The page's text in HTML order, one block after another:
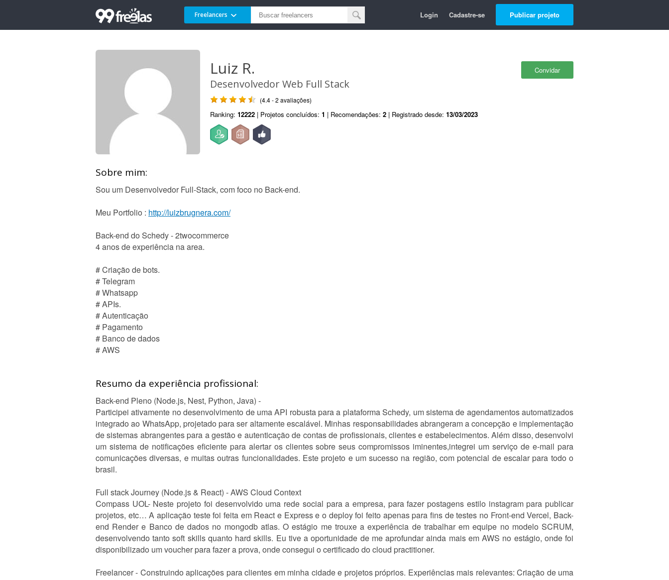
Freelancers Login Cadastre-se Publicar projeto
Convidar
Luiz R.
Desenvolvedor Web Full Stack
(4.4 - 2 avaliações)
Ranking: 12222 | Projetos concluídos: 1 | Recomendações: 2 | Registrado desde: 13/03/2023
Sobre mim:
Sou um Desenvolvedor Full-Stack, com foco no Back-end.
Meu Portfolio : http://luizbrugnera.com/
Back-end do Schedy - 2twocommerce
4 anos de experiência na area.
# Criação de bots.
# Telegram
# Whatsapp
# APIs.
# Autenticação
# Pagamento
# Banco de dados
# AWS
Resumo da experiência profissional:
Back-end Pleno (Node.js, Nest, Python, Java) -
Participei ativamente no desenvolvimento de uma API robusta para a plataforma Schedy, um sistema de agendamentos automatizados
integrado ao WhatsApp, projetado para ser altamente escalável. Minhas responsabilidades abrangeram a concepção e implementação
de sistemas abrangentes para a gestão e autenticação de contas de profissionais, clientes e estabelecimentos. Além disso, desenvolvi
um sistema de notificações eficiente para alertar os clientes sobre seus compromissos iminentes,integrei um serviço de e-mail para
comunicações diversas, e muitas outras funcionalidades. Este projeto e um sucesso na região, com potencial de escalar para todo o
brasil.
Full stack Journey (Node.js & React) - AWS Cloud Context
Compass UOL- Neste projeto foi desenvolvido uma rede social para a empresa, para fazer postagens estilo instagram para publicar
projetos, etc… A aplicação teste foi feita em React e Express e o deploy foi feito apenas para fins de testes no Front-end Vercel, Back-
end Render e Banco de dados no mongodb atlas. O estágio me trouxe a experiência de trabalhar em equipe no modelo SCRUM,
desenvolvendo tanto soft skills quanto hard skills. Eu tive a oportunidade de me aprofundar ainda mais em AWS no estágio, onde foi
disponibilizado um voucher para fazer a prova, onde consegui o certificado do cloud practitioner.
Freelancer - Construindo aplicações para clientes em minha cidade e projetos próprios. Experiências mais relevantes: Criação de uma